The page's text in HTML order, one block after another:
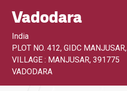
Vadodara
India
PLOT NO. 412, GIDC MANJUSAR,
VILLAGE : MANJUSAR, 391775
VADODARA